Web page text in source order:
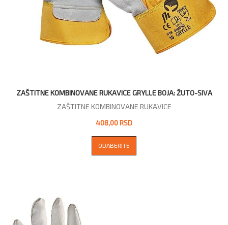
ZAŠTITNE KOMBINOVANE RUKAVICE GRYLLE BOJA: ŽUTO-SIVA
ZAŠTITNE KOMBINOVANE RUKAVICE
408,00 RSD
ODABERITE